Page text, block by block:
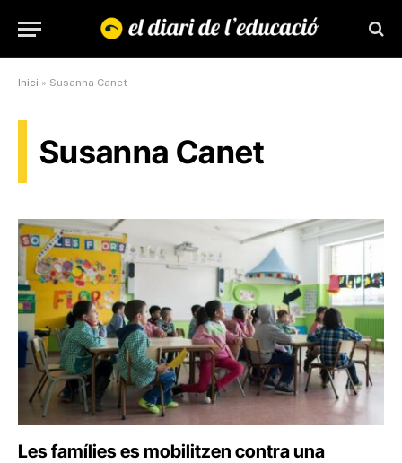
Inici » Susanna Canet
Susanna Canet
Les famílies es mobilitzen contra una